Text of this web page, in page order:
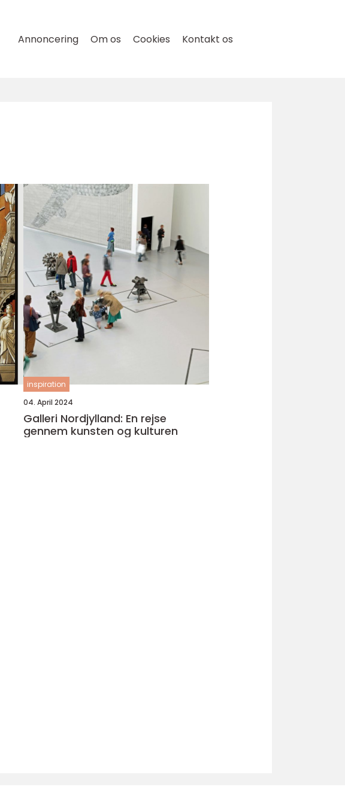
Annoncering Om os Cookies Kontakt os
inspiration
04. April 2024
Galleri Nordjylland: En rejse
gennem kunsten og kulturen